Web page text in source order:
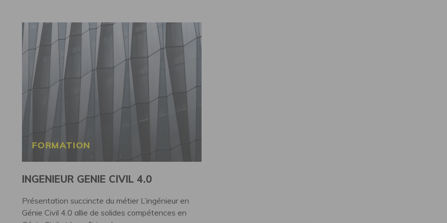
FORMATION
INGENIEUR GENIE CIVIL 4.0
Présentation succincte du métier L’ingénieur en
Génie Civil 4.0 allie de solides compétences en